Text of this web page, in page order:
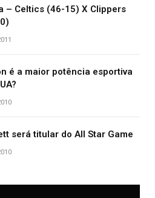
– Celtics (46-15) X Clippers
é a maior potência esportiva
será titular do All Star Game